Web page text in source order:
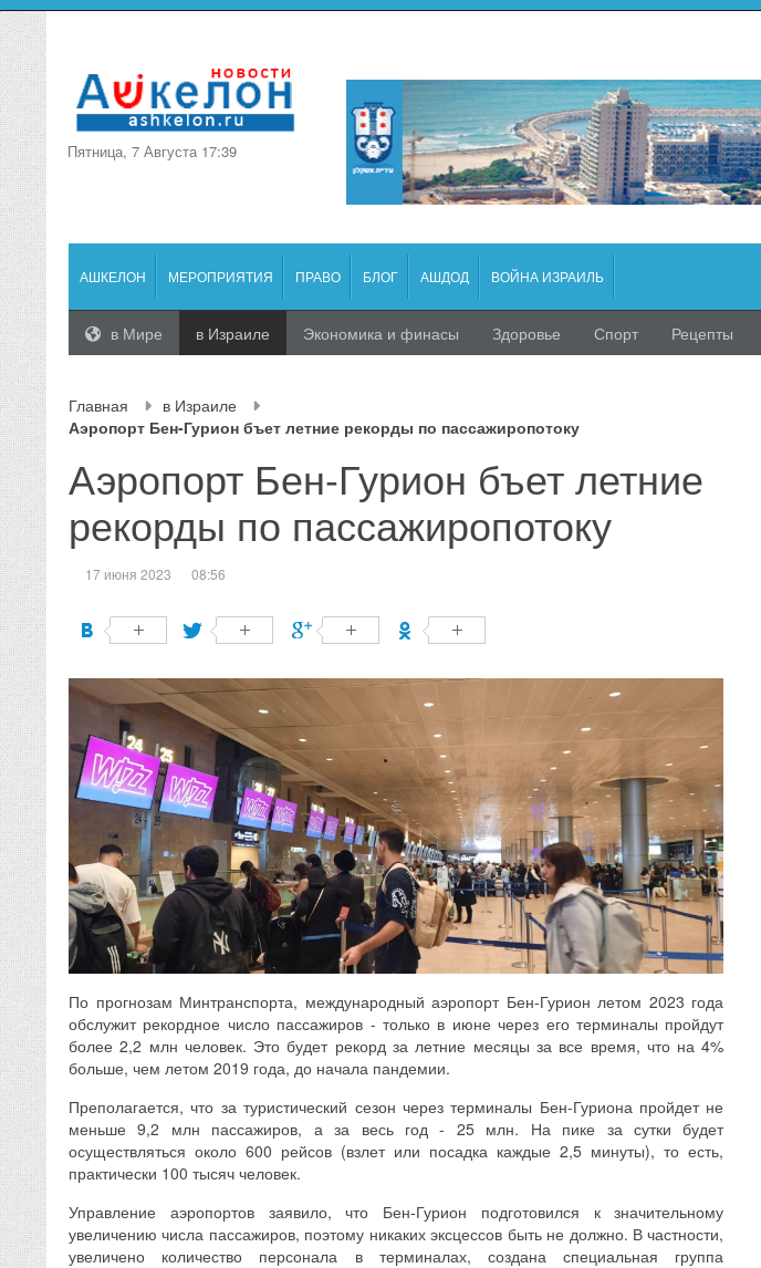
Пятница, 7 Августа 17:39
АШКЕЛОН МЕРОПРИЯТИЯ ПРАВО БЛОГ АШДОД ВОЙНА ИЗРАИЛЬ
в Мире в Израиле Экономика и финасы Здоровье Спорт Рецепты
Главная
в Израиле
Аэропорт Бен-Гурион бъет летние рекорды по пассажиропотоку
Аэропорт Бен-Гурион бъет летние
рекорды по пассажиропотоку
17 июня 2023 08:56
По прогнозам Минтранспорта, международный аэропорт Бен-Гурион летом 2023 года
обслужит рекордное число пассажиров - только в июне через его терминалы пройдут
более 2,2 млн человек. Это будет рекорд за летние месяцы за все время, что на 4%
больше, чем летом 2019 года, до начала пандемии.
Преполагается, что за туристический сезон через терминалы Бен-Гуриона пройдет не
меньше 9,2 млн пассажиров, а за весь год - 25 млн. На пике за сутки будет
осуществляться около 600 рейсов (взлет или посадка каждые 2,5 минуты), то есть,
практически 100 тысяч человек.
Управление аэропортов заявило, что Бен-Гурион подготовился к значительному
увеличению числа пассажиров, поэтому никаких эксцессов быть не должно. В частности,
увеличено количество персонала в терминалах, создана специальная группа